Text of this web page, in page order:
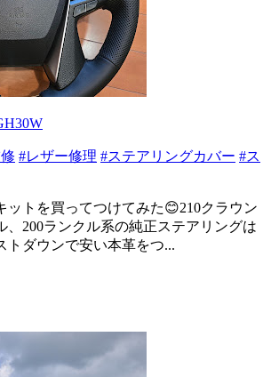
#レザー修理 #ステアリングカバー #ス
ットを買ってつけてみた😊210クラウン
、200ランクル系の純正ステアリングは
ダウンで安い本革をつ...